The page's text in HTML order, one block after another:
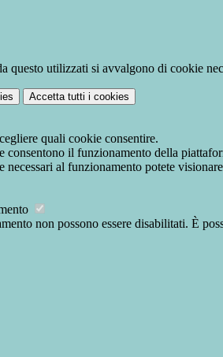
questo utilizzati si avvalgono di cookie
Accetta tutti i cookies
quali cookie consentire.
consentono il funzionamento della
necessari al funzionamento potete
non possono essere disabilitati. È